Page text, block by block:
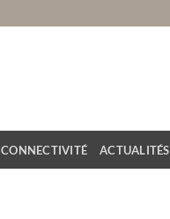
CONNECTIVITÉ ACTUALITÉS